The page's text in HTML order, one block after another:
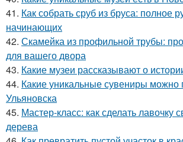
41. Как собрать сруб из бруса: полное
начинающих
42. Скамейка из профильной трубы:
для вашего двора
43. Какие музеи рассказывают о
44. Какие уникальные сувениры можно
Ульяновска
45. Мастер-класс: как сделать лавочку
дерева